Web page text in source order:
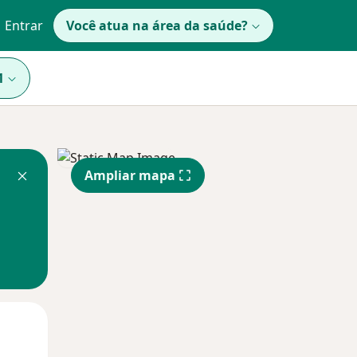
Entrar Você atua na área da saúde?
Ampliar mapa